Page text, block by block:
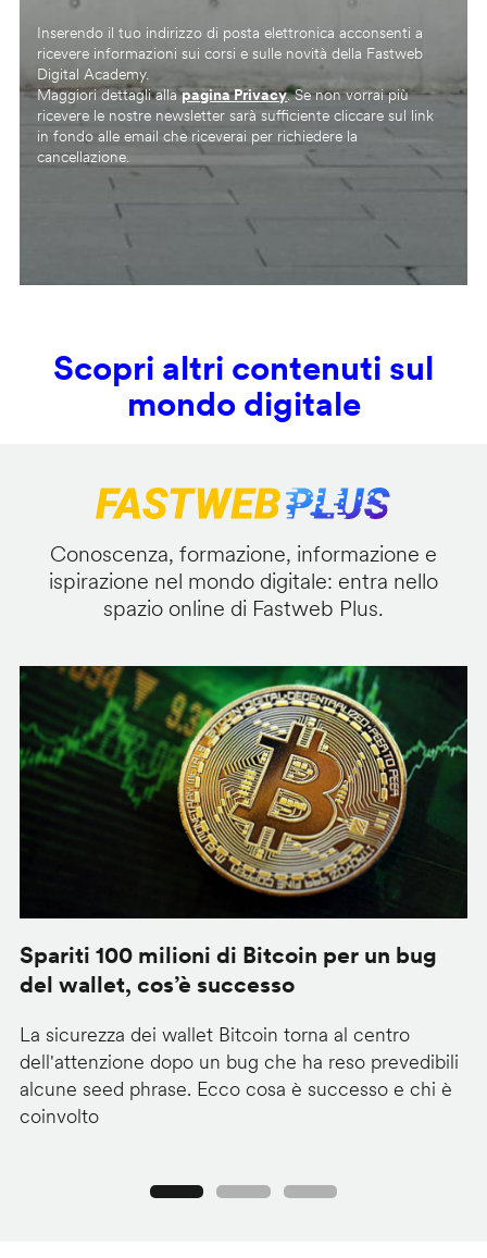
Inserendo il tuo indirizzo di posta elettronica acconsenti a
ricevere informazioni sui corsi e sulle novità della Fastweb
Digital Academy.
Maggiori dettagli allapagina Privacy. Se non vorrai più
ricevere le nostre newsletter sarà sufficiente cliccare sul link
in fondo alle email che riceverai per richiedere la
cancellazione.
Scopri altri contenuti sul
mondo digitale
Conoscenza, formazione, informazione e
ispirazione nel mondo digitale: entra nello
spazio online di Fastweb Plus.
Spariti 100 milioni di Bitcoin per un bug
del wallet, cos’è successo
La sicurezza dei wallet Bitcoin torna al centro
dell'attenzione dopo un bug che ha reso prevedibili
alcune seed phrase. Ecco cosa è successo e chi è
coinvolto